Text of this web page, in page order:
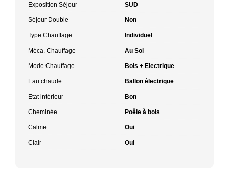
Exposition Séjour SUD
Séjour Double Non
Type Chauffage Individuel
Méca. Chauffage Au Sol
Mode Chauffage Bois + Electrique
Eau chaude Ballon électrique
Etat intérieur Bon
Cheminée Poêle à bois
Calme Oui
Clair Oui